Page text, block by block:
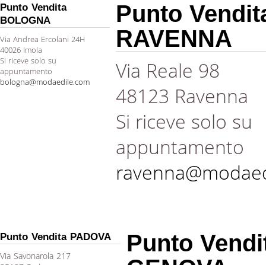
Punto Vendita
BOLOGNA
Via Andrea Ercolani 24H
40026 Imola
Si riceve solo su
appuntamento
bologna@modaedile.com
Punto
RAVENNA
Via Reale 98
48123 Ravenna
Si riceve solo su
appuntamento
Punto Vendita PADOVA
Via Savonarola 217
Punto